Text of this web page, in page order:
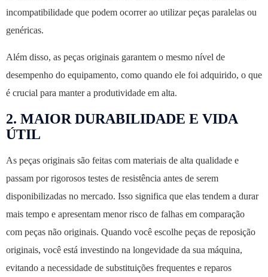
incompatibilidade que podem ocorrer ao utilizar peças paralelas ou
genéricas.
Além disso, as peças originais garantem o mesmo nível de
desempenho do equipamento, como quando ele foi adquirido, o que
é crucial para manter a produtividade em alta.
2. MAIOR DURABILIDADE E VIDA
ÚTIL
As peças originais são feitas com materiais de alta qualidade e
passam por rigorosos testes de resistência antes de serem
disponibilizadas no mercado. Isso significa que elas tendem a durar
mais tempo e apresentam menor risco de falhas em comparação
com peças não originais. Quando você escolhe peças de reposição
originais, você está investindo na longevidade da sua máquina,
evitando a necessidade de substituições frequentes e reparos